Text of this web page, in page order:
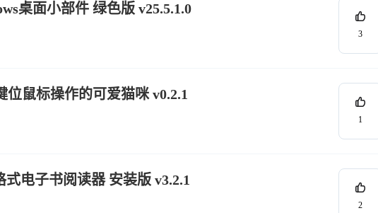
桌面小部件 绿色版 v25.5.1.0
3
位鼠标操作的可爱猫咪 v0.2.1
1
电子书阅读器 安装版 v3.2.1
2